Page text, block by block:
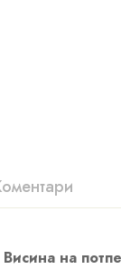
Висина на